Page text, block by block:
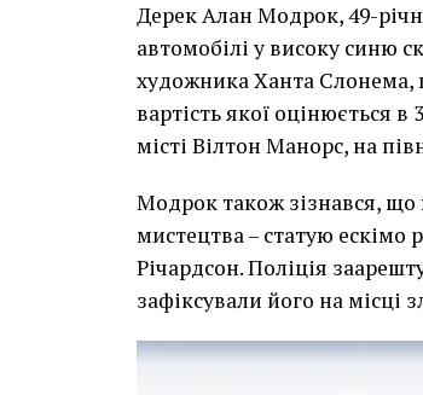
Чоловік позує під макетом
має ознаки вуличного
серпня 2021 року. (Фото
В інтерв’ю “Таймс” пан
“Спочатку
розвитком
для
Дерек Алан Модрок, 49-
автомобілі у високу синю
художника Ханта Слонема,
вартість якої оцінюється
місті Вілтон Манорс, на
Модрок також зізнався,
мистецтва – статую ескімо
Річардсон. Поліція
зафіксували його на місці